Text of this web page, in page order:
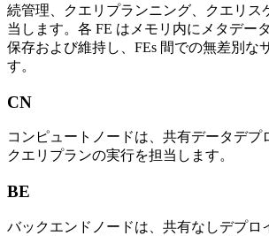
続管理、クエリプランニング、クエリス
当します。各 FE はメモリ内にメタデー
保存および維持し、FEs 間での無差別な
す。
CN
コンピュートノードは、共有データデプ
クエリプランの実行を担当します。
BE
バックエンドノードは、共有なしデプロ